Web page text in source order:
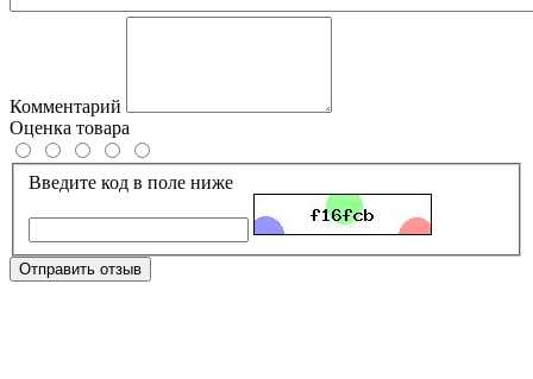
Комментарий
Оценка товара
Введите код в поле ниже
Отправить отзыв